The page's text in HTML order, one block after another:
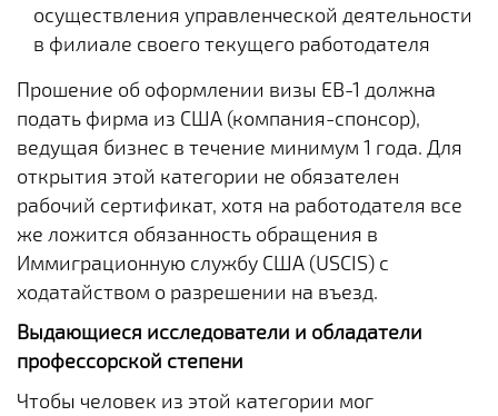
осуществления управленческой деятельности
в филиале своего текущего работодателя
Прошение об оформлении визы EB-1 должна
подать фирма из США (компания-спонсор),
ведущая бизнес в течение минимум 1 года. Для
открытия этой категории не обязателен
рабочий сертификат, хотя на работодателя все
же ложится обязанность обращения в
Иммиграционную службу США (USCIS) с
ходатайством о разрешении на въезд.
Выдающиеся исследователи и обладатели
профессорской степени
Чтобы человек из этой категории мог